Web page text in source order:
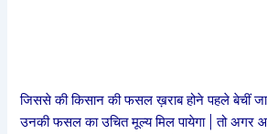
जिससे की किसान की फसल ख़राब होने पहले बेचीं
उनकी फसल का उचित मूल्य मिल पायेगा | तो अगर